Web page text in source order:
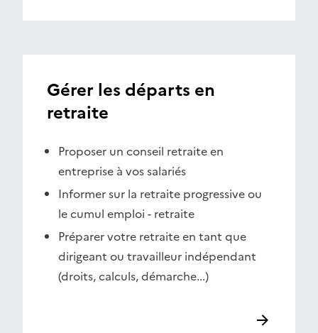
Gérer les départs en
retraite
Proposer un conseil retraite en
entreprise à vos salariés
Informer sur la retraite progressive ou
le cumul emploi - retraite
Préparer votre retraite en tant que
dirigeant ou travailleur indépendant
(droits, calculs, démarche...)